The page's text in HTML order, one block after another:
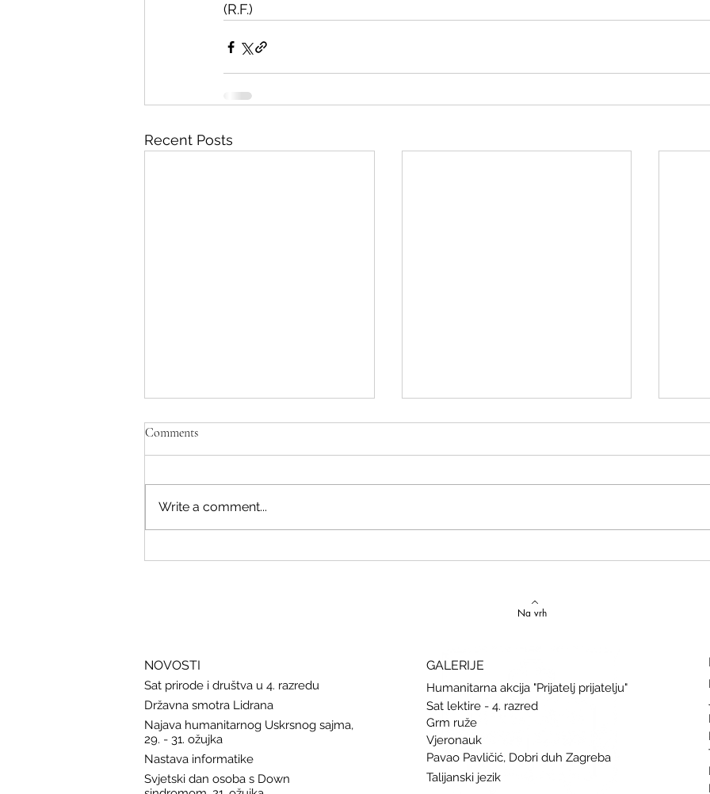
(R.F.)
Recent Posts
Comments
Write a comment...
Na vrh
NOVOSTI
Sat prirode i društva u 4. razredu
Državna smotra Lidrana
Najava humanitarnog Uskrsnog sajma,
29. - 31. ožujka
Nastava informatike
Svjetski dan osoba s Down
GALERIJE
Humanitarna akcija "Prijatelj prijatelju"
Sat lektire - 4. razred
Grm ruže
Vjeronauk
Pavao Pavličić, Dobri duh Zagreba
Talijanski jezik